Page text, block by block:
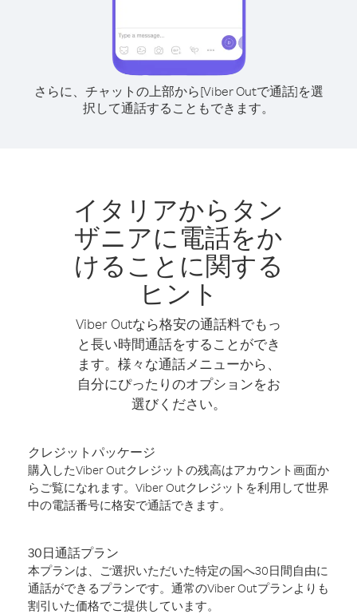
さらに、チャットの上部から[Viber Outで通話]を選
択して通話することもできます。
イタリアからタン
ザニアに電話をか
けることに関する
ヒント
Viber Outなら格安の通話料でもっ
と長い時間通話をすることができ
ます。様々な通話メニューから、
自分にぴったりのオプションをお
選びください。
クレジットパッケージ
購入したViber Outクレジットの残高はアカウント画面か
らご覧になれます。Viber Outクレジットを利用して世界
中の電話番号に格安で通話できます。
30日通話プラン
本プランは、ご選択いただいた特定の国へ30日間自由に
通話ができるプランです。通常のViber Outプランよりも
割引いた価格でご提供しています。